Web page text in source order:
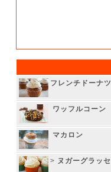
フレンチドーナツ
ワッフルコーン
マカロン
> ヌガーグラッセ